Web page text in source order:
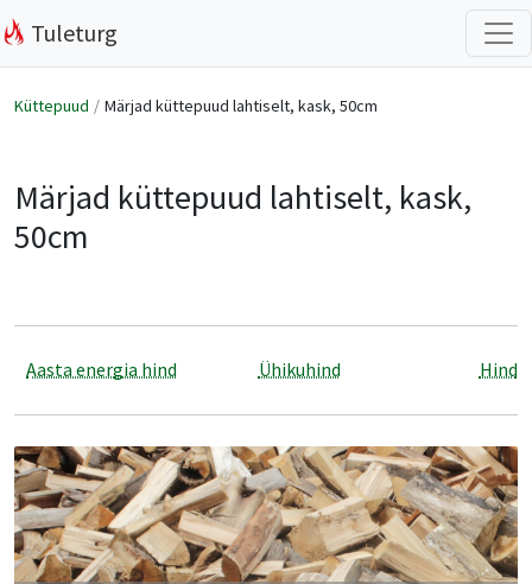
Tuleturg
Küttepuud Märjad küttepuud lahtiselt, kask, 50cm
Märjad küttepuud lahtiselt, kask,
50cm
Aasta energia hind Ühikuhind Hind